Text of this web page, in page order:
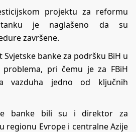
projektu za reformu
je naglašeno da su
završene.
banke za podršku BiH u
problema, pri čemu je za FBiH
vazduha jedno od ključnih
banke bili su i direktor za
regionu Evrope i centralne Azije